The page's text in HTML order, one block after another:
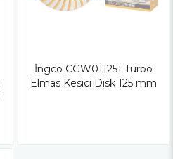
İngco CGW011251 Turbo
Elmas Kesici Disk 125 mm